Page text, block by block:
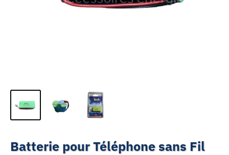
Batterie pour Téléphone sans Fil